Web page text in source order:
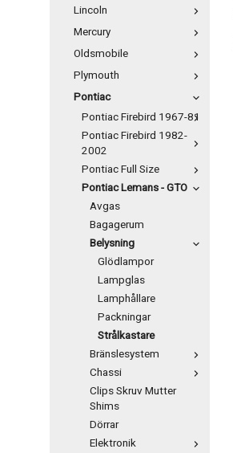
Lincoln
Mercury
Oldsmobile
Plymouth
Pontiac
Pontiac Firebird 1967-81
Pontiac Firebird 1982-
2002
Pontiac Full Size
Pontiac Lemans - GTO
Avgas
Bagagerum
Belysning
Glödlampor
Lampglas
Lamphållare
Packningar
Strålkastare
Bränslesystem
Chassi
Clips Skruv Mutter
Shims
Dörrar
Elektronik